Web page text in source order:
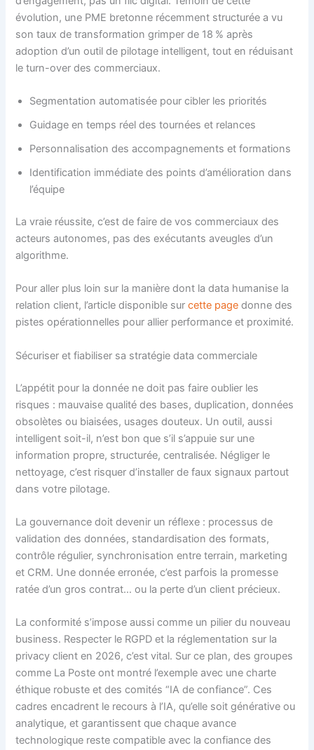
évolution, une PME bretonne récemment structurée a vu
son taux de transformation grimper de 18 % après
adoption d’un outil de pilotage intelligent, tout en réduisant
le turn-over des commerciaux.
Segmentation automatisée pour cibler les priorités
Guidage en temps réel des tournées et relances
Personnalisation des accompagnements et formations
Identification immédiate des points d’amélioration dans
l’équipe
La vraie réussite, c’est de faire de vos commerciaux des
acteurs autonomes, pas des exécutants aveugles d’un
algorithme.
Pour aller plus loin sur la manière dont la data humanise la
relation client, l’article disponible surcette page donne des
pistes opérationnelles pour allier performance et proximité.
Sécuriser et fiabiliser sa stratégie data commerciale
L’appétit pour la donnée ne doit pas faire oublier les
risques : mauvaise qualité des bases, duplication, données
obsolètes ou biaisées, usages douteux. Un outil, aussi
intelligent soit-il, n’est bon que s’il s’appuie sur une
information propre, structurée, centralisée. Négliger le
nettoyage, c’est risquer d’installer de faux signaux partout
dans votre pilotage.
La gouvernance doit devenir un réflexe : processus de
validation des données, standardisation des formats,
contrôle régulier, synchronisation entre terrain, marketing
et CRM. Une donnée erronée, c’est parfois la promesse
ratée d’un gros contrat… ou la perte d’un client précieux.
La conformité s’impose aussi comme un pilier du nouveau
business. Respecter le RGPD et la réglementation sur la
privacy client en 2026, c’est vital. Sur ce plan, des groupes
comme La Poste ont montré l’exemple avec une charte
éthique robuste et des comités “IA de confiance”. Ces
cadres encadrent le recours à l’IA, qu’elle soit générative ou
analytique, et garantissent que chaque avance
technologique reste compatible avec la confiance des